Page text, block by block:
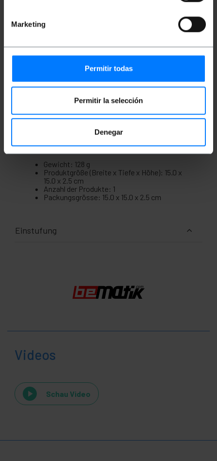
Marketing
Permitir todas
Permitir la selección
Denegar
Übertragungsgeschwindigkeit: bis zu 40
S/FTP-Abschirmung: Einzeln abgeschirmte
Hergestellt mit Leitern aus 100 % Kupfer (CU).
Netzwerke oder Hochleistungsverbindungen.
Gewicht: 128 g
Produktgröße (Breite x Tiefe x Höhe): 15.0 x
15.0 x 2.5 cm
Anzahl der Produkte: 1
Packungsgrösse: 15.0 x 15.0 x 2.5 cm
Einstufung
Videos
Schau Video